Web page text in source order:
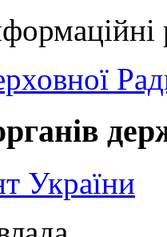
України